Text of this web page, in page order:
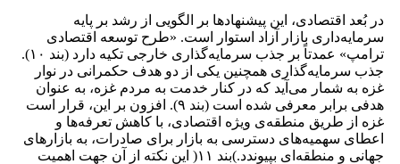
در بُعد اقتصادی، این پیشنهادها بر الگویی از رشد بر پایه‌
سرمایه‌داری بازار آزاد استوار است. «طرح توسعه‌ اقتصادی
ترامپ» عمدتاً بر جذب سرمایه‌گذاری خارجی تکیه دارد (بند ۱۰).
جذب سرمایه‌گذاری همچنین یکی از دو هدف حکمرانی در نوار
غزه به ‌شمار می‌آید که در کنار خدمت به مردم غزه، به عنوان
هدفی برابر معرفی شده است (بند ۹). افزون بر این، قرار است
غزه از طریق منطقه‌ی ویژه‌ اقتصادی، با کاهش تعرفه‌ها و
اعطای سهمیه‌های دسترسی به بازار برای صادرات، به بازارهای
جهانی و منطقه‌ای بپیوندد.)بند ۱۱( این نکته از آن جهت اهمیت